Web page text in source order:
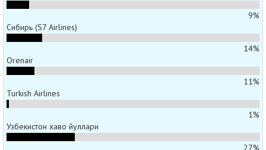
9%
Сибирь (S7 Airlines)
14%
Orenair
11%
Turkish Airlines
1%
Узбекистон хаво йуллари
27%